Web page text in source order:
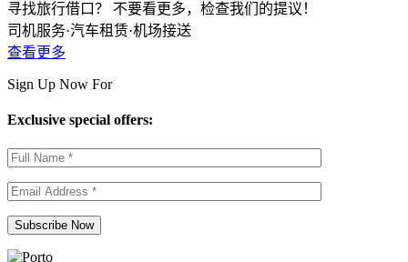
寻找旅行借口？ 不要看更多，检查我们的提议！
司机服务·汽车租赁·机场接送
查看更多
Sign Up Now For
Exclusive special offers: